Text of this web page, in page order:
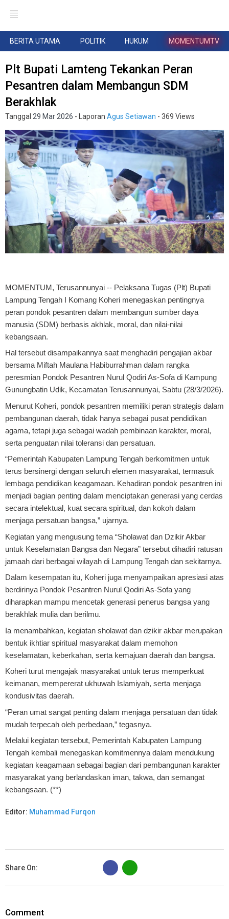
BERITA UTAMA POLITIK HUKUM MOMENTUMTV
Plt Bupati Lamteng Tekankan Peran
Pesantren dalam Membangun SDM
Berakhlak
Tanggal 29 Mar 2026 - Laporan Agus Setiawan - 369 Views
MOMENTUM, Terusannunyai -- Pelaksana Tugas (Plt) Bupati
Lampung Tengah I Komang Koheri menegaskan pentingnya
peran pondok pesantren dalam membangun sumber daya
manusia (SDM) berbasis akhlak, moral, dan nilai-nilai
kebangsaan.
Hal tersebut disampaikannya saat menghadiri pengajian akbar
bersama Miftah Maulana Habiburrahman dalam rangka
peresmian Pondok Pesantren Nurul Qodiri As-Sofa di Kampung
Gunungbatin Udik, Kecamatan Terusannunyai, Sabtu (28/3/2026).
Menurut Koheri, pondok pesantren memiliki peran strategis dalam
pembangunan daerah, tidak hanya sebagai pusat pendidikan
agama, tetapi juga sebagai wadah pembinaan karakter, moral,
serta penguatan nilai toleransi dan persatuan.
“Pemerintah Kabupaten Lampung Tengah berkomitmen untuk
terus bersinergi dengan seluruh elemen masyarakat, termasuk
lembaga pendidikan keagamaan. Kehadiran pondok pesantren ini
menjadi bagian penting dalam menciptakan generasi yang cerdas
secara intelektual, kuat secara spiritual, dan kokoh dalam
menjaga persatuan bangsa,” ujarnya.
Kegiatan yang mengusung tema “Sholawat dan Dzikir Akbar
untuk Keselamatan Bangsa dan Negara” tersebut dihadiri ratusan
jamaah dari berbagai wilayah di Lampung Tengah dan sekitarnya.
Dalam kesempatan itu, Koheri juga menyampaikan apresiasi atas
berdirinya Pondok Pesantren Nurul Qodiri As-Sofa yang
diharapkan mampu mencetak generasi penerus bangsa yang
berakhlak mulia dan berilmu.
Ia menambahkan, kegiatan sholawat dan dzikir akbar merupakan
bentuk ikhtiar spiritual masyarakat dalam memohon
keselamatan, keberkahan, serta kemajuan daerah dan bangsa.
Koheri turut mengajak masyarakat untuk terus memperkuat
keimanan, mempererat ukhuwah Islamiyah, serta menjaga
kondusivitas daerah.
“Peran umat sangat penting dalam menjaga persatuan dan tidak
mudah terpecah oleh perbedaan,” tegasnya.
Melalui kegiatan tersebut, Pemerintah Kabupaten Lampung
Tengah kembali menegaskan komitmennya dalam mendukung
kegiatan keagamaan sebagai bagian dari pembangunan karakter
masyarakat yang berlandaskan iman, takwa, dan semangat
kebangsaan. (**)
Editor: Muhammad Furqon
Share On:
B
Comment